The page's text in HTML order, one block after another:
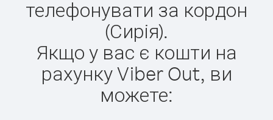
телефонувати за кордон
(Сирія).
Якщо у вас є кошти на
рахунку Viber Out, ви
можете: